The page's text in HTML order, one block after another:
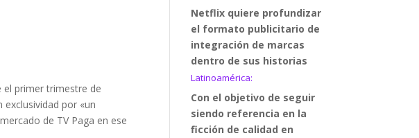
el primer trimestre de
por «un
de TV Paga en ese
Netflix quiere profundizar
el formato publicitario de
integración de marcas
dentro de sus historias
Latinoamérica:
Con el objetivo de seguir
siendo referencia en la
ficción de calidad en